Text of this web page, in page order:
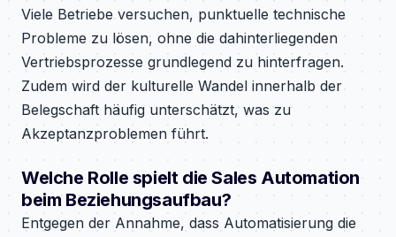
Viele Betriebe versuchen, punktuelle technische
Probleme zu lösen, ohne die dahinterliegenden
Vertriebsprozesse grundlegend zu hinterfragen.
Zudem wird der kulturelle Wandel innerhalb der
Belegschaft häufig unterschätzt, was zu
Akzeptanzproblemen führt.
Welche Rolle spielt die Sales Automation
beim Beziehungsaufbau?
Entgegen der Annahme, dass Automatisierung die